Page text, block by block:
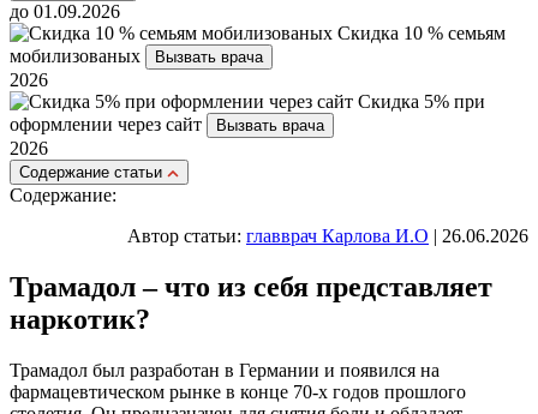
до 01.09.2026
Скидка 10 % семьям
мобилизованых
Вызвать врача
2026
Скидка 5% при
оформлении через сайт
Вызвать врача
2026
Cодержание статьи
Содержание:
Автор статьи: главврач Карлова И.О | 26.06.2026
Трамадол – что из себя представляет
наркотик?
Трамадол был разработан в Германии и появился на
фармацевтическом рынке в конце 70-х годов прошлого